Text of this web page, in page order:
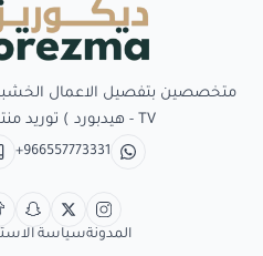
متخصصين بتفصيل الاعمال
TV - هيدبورد ) توريد منتجات وبدائل الديكور
+966557773331
المدونةسياسة